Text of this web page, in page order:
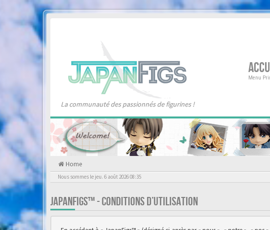
La communauté des passionnés de figurines !
Menu
Home
Nous sommes le jeu. 6 août 2026 08:35
JAPANFIGS™ - CONDITIONS D’UTILISATION